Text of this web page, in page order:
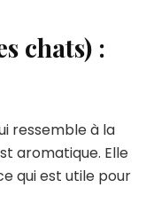
chats) :
ressemble à la
aromatique. Elle
qui est utile pour